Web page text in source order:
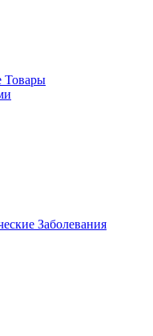
Товары
Заболевания